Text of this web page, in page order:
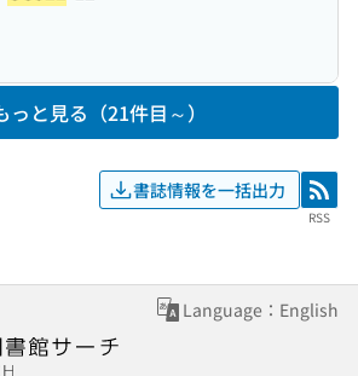
っと見る（21件目～）
書誌情報を一括出力 RSS
RSS
Language：English